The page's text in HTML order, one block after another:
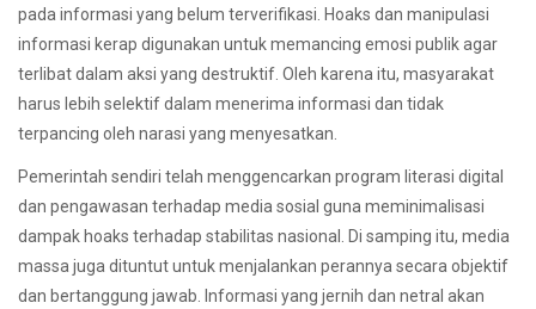
pada informasi yang belum terverifikasi. Hoaks dan manipulasi
informasi kerap digunakan untuk memancing emosi publik agar
terlibat dalam aksi yang destruktif. Oleh karena itu, masyarakat
harus lebih selektif dalam menerima informasi dan tidak
terpancing oleh narasi yang menyesatkan.
Pemerintah sendiri telah menggencarkan program literasi digital
dan pengawasan terhadap media sosial guna meminimalisasi
dampak hoaks terhadap stabilitas nasional. Di samping itu, media
massa juga dituntut untuk menjalankan perannya secara objektif
dan bertanggung jawab. Informasi yang jernih dan netral akan